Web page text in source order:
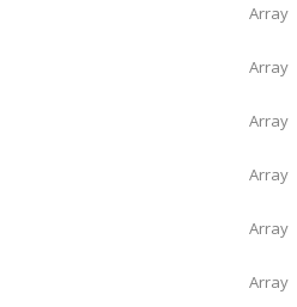
Array
Array
Array
Array
Array
Array